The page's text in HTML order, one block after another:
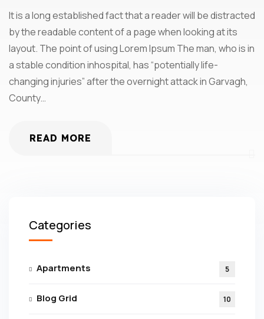
It is a long established fact that a reader will be distracted
by the readable content of a page when looking at its
layout. The point of using Lorem Ipsum The man, who is in
a stable condition inhospital, has “potentially life-
changing injuries” after the overnight attack in Garvagh,
County…
READ MORE
Categories
Apartments 5
Blog Grid 10